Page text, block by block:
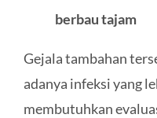
berbau tajam
Gejala tambahan
adanya infeksi yang
membutuhkan